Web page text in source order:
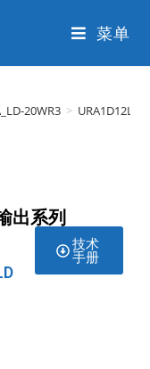
菜单
20WR3 > URA1D12LD-
出系列
技术
手册